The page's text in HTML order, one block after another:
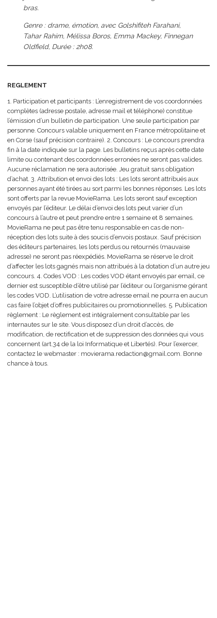
bras.
Genre : drame, émotion, avec Golshifiteh Farahani,
Tahar Rahim, Mélissa Boros, Emma Mackey, Finnegan
Oldfield, Durée : 2h08.
REGLEMENT
1. Participation et participants : L’enregistrement de vos coordonnées
complètes (adresse postale, adresse mail et téléphone) constitue
l’émission d’un bulletin de participation. Une seule participation par
personne. Concours valable uniquement en France métropolitaine et
en Corse (sauf précision contraire). 2. Concours : Le concours prendra
fin à la date indiquée sur la page. Les bulletins reçus après cette date
limite ou contenant des coordonnées erronées ne seront pas valides.
Aucune réclamation ne sera autorisée. Jeu gratuit sans obligation
d’achat. 3. Attribution et envoi des lots : Les lots seront attribués aux
personnes ayant été tirées au sort parmi les bonnes réponses. Les lots
sont offerts par la revue MovieRama. Les lots seront sauf exception
envoyés par l’éditeur. Le délai d’envoi des lots peut varier d’un
concours à l’autre et peut prendre entre 1 semaine et 8 semaines.
MovieRama ne peut pas être tenu responsable en cas de non-
réception des lots suite à des soucis d’envois postaux. Sauf précision
des éditeurs partenaires, les lots perdus ou retournés (mauvaise
adresse) ne seront pas réexpédiés. MovieRama se réserve le droit
d’affecter les lots gagnés mais non attribués à la dotation d’un autre jeu
concours. 4. Codes VOD : Les codes VOD étant envoyés par email, ce
dernier est susceptible d’être utilisé par l’éditeur ou l’organisme gérant
les codes VOD. L’utilisation de votre adresse email ne pourra en aucun
cas faire l’objet d’offres publicitaires ou promotionnelles. 5. Publication
règlement : Le règlement est intégralement consultable par les
internautes sur le site. Vous disposez d’un droit d’accès, de
modification, de rectification et de suppression des données qui vous
concernent (art.34 de la loi Informatique et Libertés). Pour l’exercer,
contactez le webmaster : movierama.redaction@gmail.com. Bonne
chance à tous.